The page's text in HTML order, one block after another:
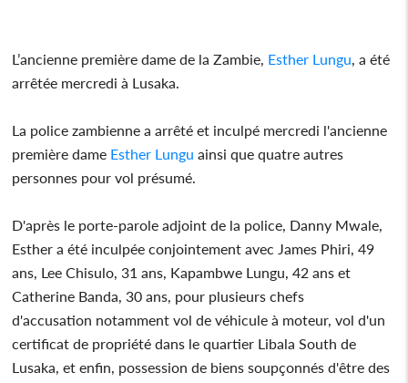
L’ancienne première dame de la Zambie, Esther Lungu , a été
arrêtée mercredi à Lusaka.
La police zambienne a arrêté et inculpé mercredi l'ancienne
première dame Esther Lungu ainsi que quatre autres
personnes pour vol présumé.
D'après le porte-parole adjoint de la police, Danny Mwale,
Esther a été inculpée conjointement avec James Phiri, 49
ans, Lee Chisulo, 31 ans, Kapambwe Lungu, 42 ans et
Catherine Banda, 30 ans, pour plusieurs chefs
d'accusation notamment vol de véhicule à moteur, vol d'un
certificat de propriété dans le quartier Libala South de
Lusaka, et enfin, possession de biens soupçonnés d'être des